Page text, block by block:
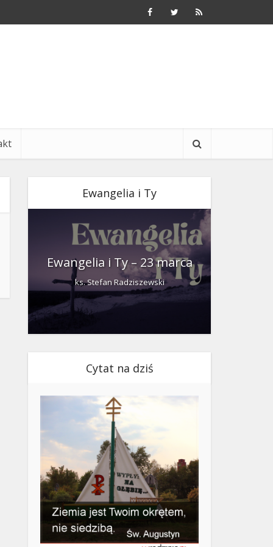
Ewangelia i Ty
Ewangelia i Ty – 23 marca
ks. Stefan Radziszewski
Cytat na dziś